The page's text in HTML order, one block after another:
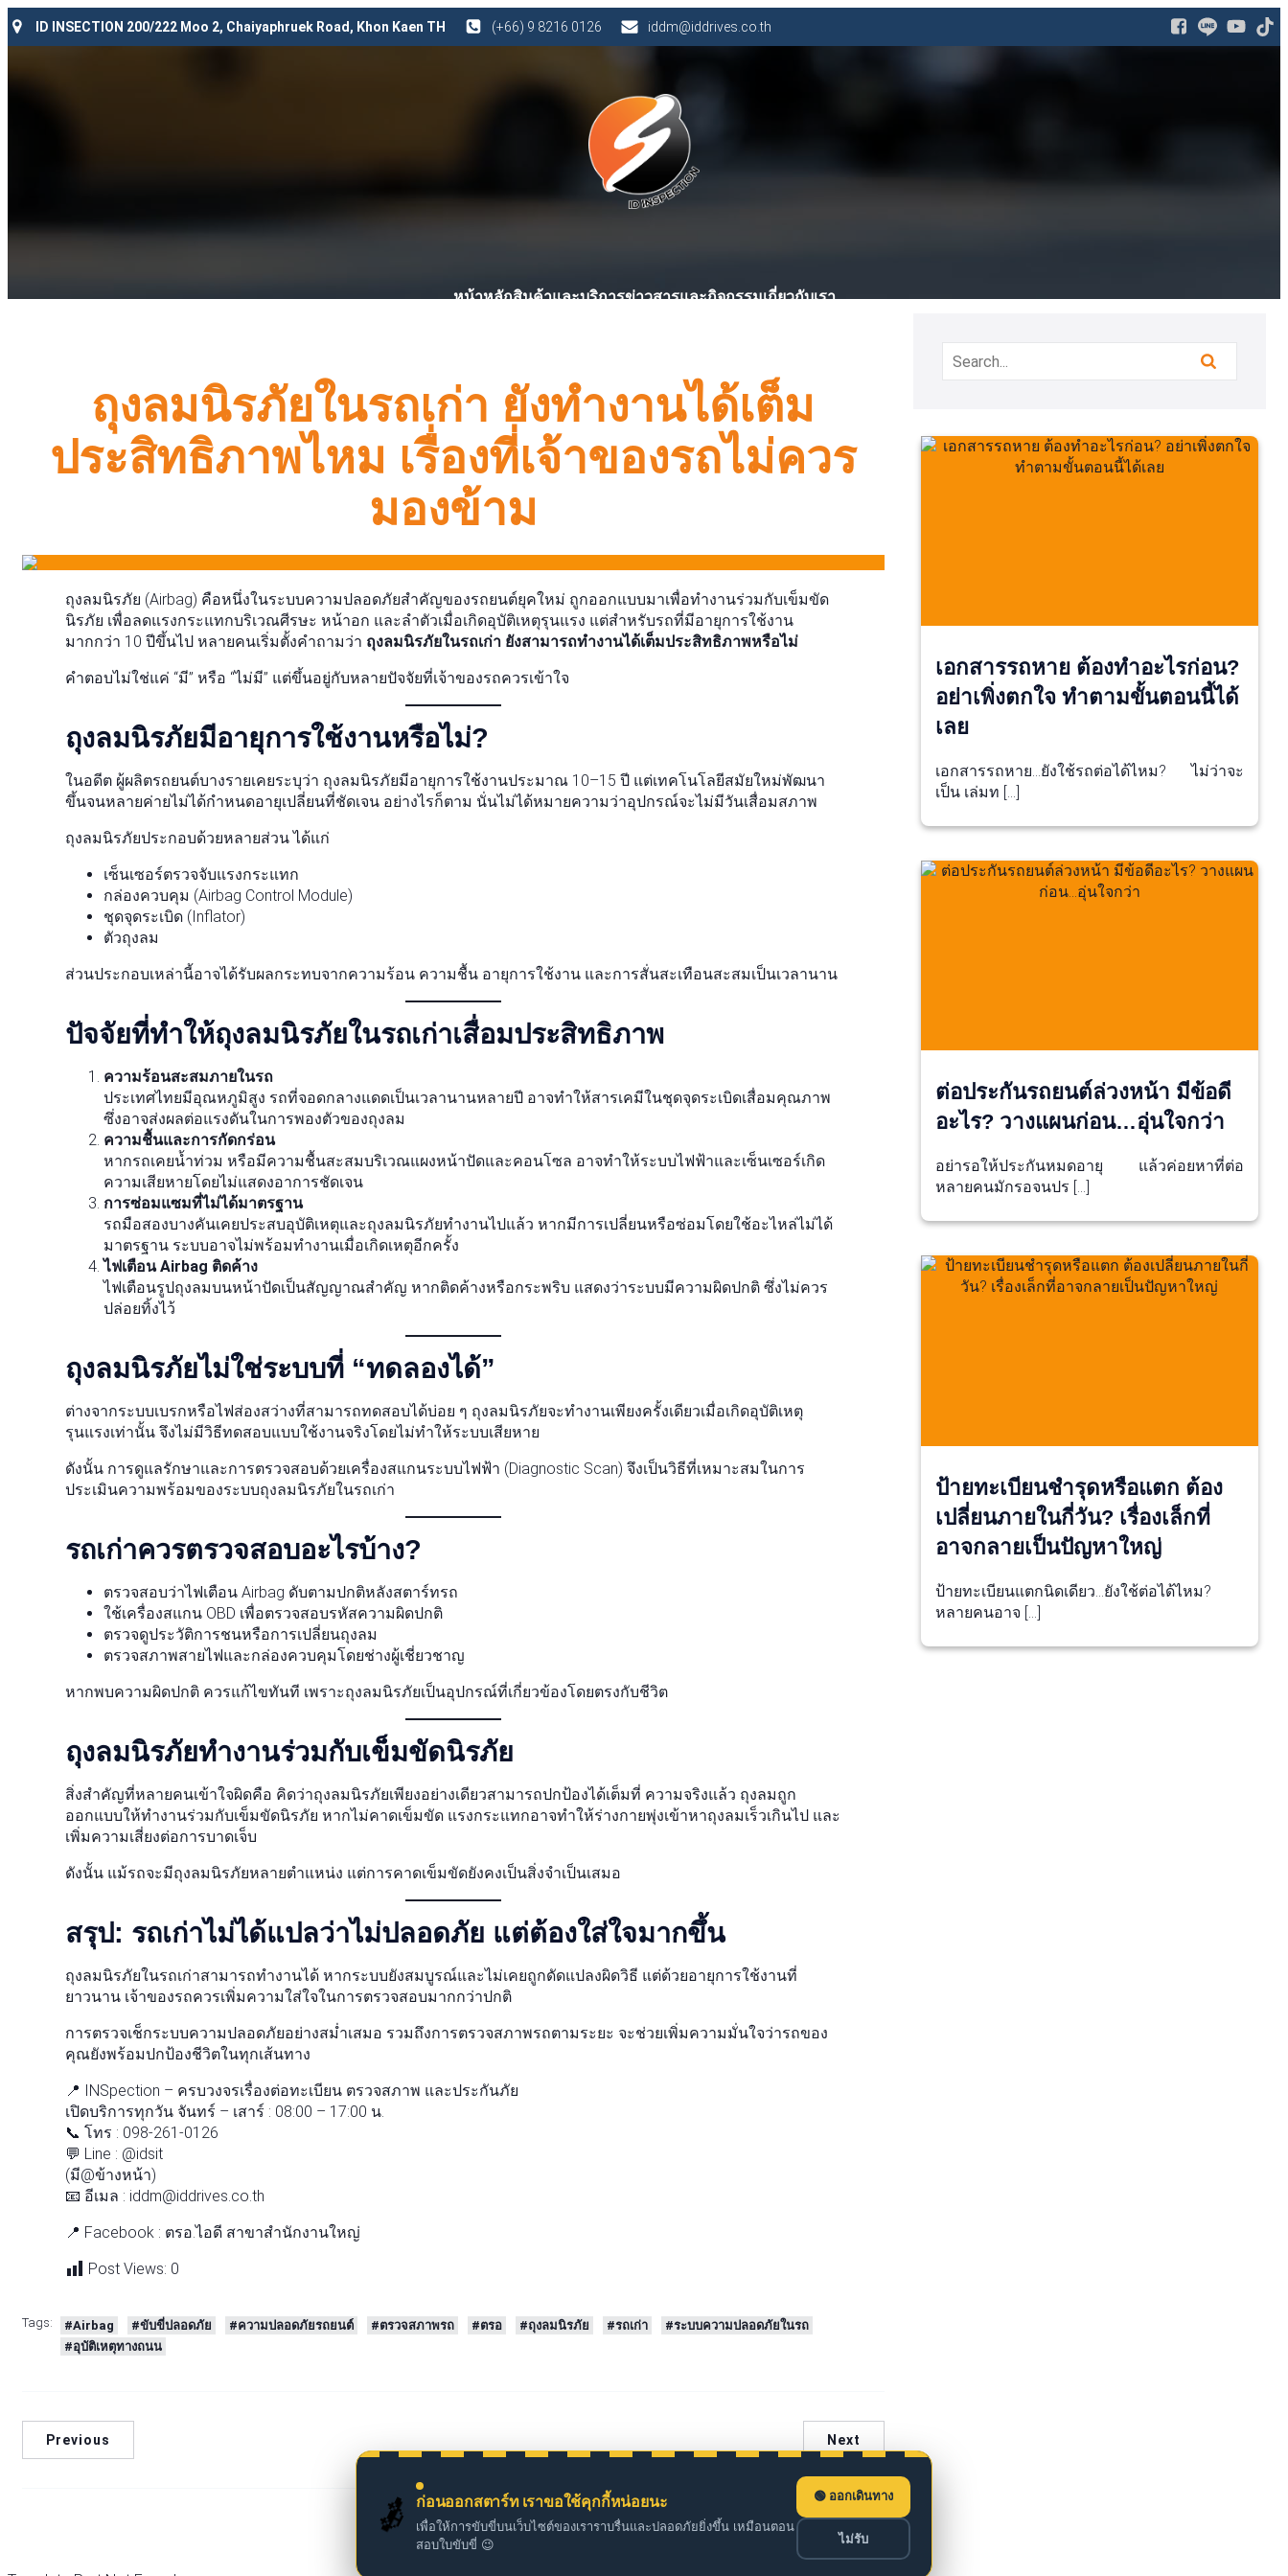
🚗ก่อนออกสตาร์ท เราขอใช้คุกกี้หน่อยนะ
เพื่อให้การขับขี่บนเว็บไซต์ของเราราบรื่นและปลอดภัยยิ่งขึ้น เหมือนตอน
สอบใบขับขี่ 😉
ออกเดินทาง
ไม่รับ
ID INSECTION 200/222 Moo 2, Chaiyaphruek Road, Khon Kaen TH (+66) 9 8216 0126 iddm@iddrives.co.th
หน้าหลักสินค้าและบริการข่าวสารและกิจกรรมเกี่ยวกับเรา
ถุงลมนิรภัยในรถเก่า ยังทำงานได้เต็ม
ประสิทธิภาพไหม เรื่องที่เจ้าของรถไม่ควร
มองข้าม
ถุงลมนิรภัย (Airbag) คือหนึ่งในระบบความปลอดภัยสำคัญของรถยนต์ยุคใหม่ ถูกออกแบบมาเพื่อทำงานร่วมกับเข็มขัด
นิรภัย เพื่อลดแรงกระแทกบริเวณศีรษะ หน้าอก และลำตัวเมื่อเกิดอุบัติเหตุรุนแรง แต่สำหรับรถที่มีอายุการใช้งาน
มากกว่า 10 ปีขึ้นไป หลายคนเริ่มตั้งคำถามว่า ถุงลมนิรภัยในรถเก่า ยังสามารถทำงานได้เต็มประสิทธิภาพหรือไม่
คำตอบไม่ใช่แค่ “มี” หรือ “ไม่มี” แต่ขึ้นอยู่กับหลายปัจจัยที่เจ้าของรถควรเข้าใจ
ถุงลมนิรภัยมีอายุการใช้งานหรือไม่?
ในอดีต ผู้ผลิตรถยนต์บางรายเคยระบุว่า ถุงลมนิรภัยมีอายุการใช้งานประมาณ 10–15 ปี แต่เทคโนโลยีสมัยใหม่พัฒนา
ขึ้นจนหลายค่ายไม่ได้กำหนดอายุเปลี่ยนที่ชัดเจน อย่างไรก็ตาม นั่นไม่ได้หมายความว่าอุปกรณ์จะไม่มีวันเสื่อมสภาพ
ถุงลมนิรภัยประกอบด้วยหลายส่วน ได้แก่
เซ็นเซอร์ตรวจจับแรงกระแทก
กล่องควบคุม (Airbag Control Module)
ชุดจุดระเบิด (Inflator)
ตัวถุงลม
ส่วนประกอบเหล่านี้อาจได้รับผลกระทบจากความร้อน ความชื้น อายุการใช้งาน และการสั่นสะเทือนสะสมเป็นเวลานาน
ปัจจัยที่ทำให้ถุงลมนิรภัยในรถเก่าเสื่อมประสิทธิภาพ
ความร้อนสะสมภายในรถ
ประเทศไทยมีอุณหภูมิสูง รถที่จอดกลางแดดเป็นเวลานานหลายปี อาจทำให้สารเคมีในชุดจุดระเบิดเสื่อมคุณภาพ
ซึ่งอาจส่งผลต่อแรงดันในการพองตัวของถุงลม
ความชื้นและการกัดกร่อน
หากรถเคยน้ำท่วม หรือมีความชื้นสะสมบริเวณแผงหน้าปัดและคอนโซล อาจทำให้ระบบไฟฟ้าและเซ็นเซอร์เกิด
ความเสียหายโดยไม่แสดงอาการชัดเจน
การซ่อมแซมที่ไม่ได้มาตรฐาน
รถมือสองบางคันเคยประสบอุบัติเหตุและถุงลมนิรภัยทำงานไปแล้ว หากมีการเปลี่ยนหรือซ่อมโดยใช้อะไหล่ไม่ได้
มาตรฐาน ระบบอาจไม่พร้อมทำงานเมื่อเกิดเหตุอีกครั้ง
ไฟเตือน Airbag ติดค้าง
ไฟเตือนรูปถุงลมบนหน้าปัดเป็นสัญญาณสำคัญ หากติดค้างหรือกระพริบ แสดงว่าระบบมีความผิดปกติ ซึ่งไม่ควร
ปล่อยทิ้งไว้
ถุงลมนิรภัยไม่ใช่ระบบที่ “ทดลองได้”
ต่างจากระบบเบรกหรือไฟส่องสว่างที่สามารถทดสอบได้บ่อย ๆ ถุงลมนิรภัยจะทำงานเพียงครั้งเดียวเมื่อเกิดอุบัติเหตุ
รุนแรงเท่านั้น จึงไม่มีวิธีทดสอบแบบใช้งานจริงโดยไม่ทำให้ระบบเสียหาย
ดังนั้น การดูแลรักษาและการตรวจสอบด้วยเครื่องสแกนระบบไฟฟ้า (Diagnostic Scan) จึงเป็นวิธีที่เหมาะสมในการ
ประเมินความพร้อมของระบบถุงลมนิรภัยในรถเก่า
รถเก่าควรตรวจสอบอะไรบ้าง?
ตรวจสอบว่าไฟเตือน Airbag ดับตามปกติหลังสตาร์ทรถ
ใช้เครื่องสแกน OBD เพื่อตรวจสอบรหัสความผิดปกติ
ตรวจดูประวัติการชนหรือการเปลี่ยนถุงลม
ตรวจสภาพสายไฟและกล่องควบคุมโดยช่างผู้เชี่ยวชาญ
หากพบความผิดปกติ ควรแก้ไขทันที เพราะถุงลมนิรภัยเป็นอุปกรณ์ที่เกี่ยวข้องโดยตรงกับชีวิต
ถุงลมนิรภัยทำงานร่วมกับเข็มขัดนิรภัย
สิ่งสำคัญที่หลายคนเข้าใจผิดคือ คิดว่าถุงลมนิรภัยเพียงอย่างเดียวสามารถปกป้องได้เต็มที่ ความจริงแล้ว ถุงลมถูก
ออกแบบให้ทำงานร่วมกับเข็มขัดนิรภัย หากไม่คาดเข็มขัด แรงกระแทกอาจทำให้ร่างกายพุ่งเข้าหาถุงลมเร็วเกินไป และ
เพิ่มความเสี่ยงต่อการบาดเจ็บ
ดังนั้น แม้รถจะมีถุงลมนิรภัยหลายตำแหน่ง แต่การคาดเข็มขัดยังคงเป็นสิ่งจำเป็นเสมอ
สรุป: รถเก่าไม่ได้แปลว่าไม่ปลอดภัย แต่ต้องใส่ใจมากขึ้น
ถุงลมนิรภัยในรถเก่าสามารถทำงานได้ หากระบบยังสมบูรณ์และไม่เคยถูกดัดแปลงผิดวิธี แต่ด้วยอายุการใช้งานที่
ยาวนาน เจ้าของรถควรเพิ่มความใส่ใจในการตรวจสอบมากกว่าปกติ
การตรวจเช็กระบบความปลอดภัยอย่างสม่ำเสมอ รวมถึงการตรวจสภาพรถตามระยะ จะช่วยเพิ่มความมั่นใจว่ารถของ
คุณยังพร้อมปกป้องชีวิตในทุกเส้นทาง
📍 INSpection – ครบวงจรเรื่องต่อทะเบียน ตรวจสภาพ และประกันภัย
เปิดบริการทุกวัน จันทร์ – เสาร์ : 08:00 – 17:00 น.
📞 โทร : 098-261-0126
💬 Line : @idsit
(มี@ข้างหน้า)
📧 อีเมล : iddm@iddrives.co.th
📍 Facebook : ตรอ.ไอดี สาขาสำนักงานใหญ่
Post Views: 0
Tags: #Airbag #ขับขี่ปลอดภัย #ความปลอดภัยรถยนต์ #ตรวจสภาพรถ #ตรอ #ถุงลมนิรภัย #รถเก่า
#ระบบความปลอดภัยในรถ
#อุบัติเหตุทางถนน
Previous Next
เอกสารรถหาย ต้องทำอะไรก่อน?
อย่าเพิ่งตกใจ ทำตามขั้นตอนนี้ได้
เลย
เอกสารรถหาย…ยังใช้รถต่อได้ไหม? ไม่ว่าจะ
เป็น เล่มท […]
ต่อประกันรถยนต์ล่วงหน้า มีข้อดี
อะไร? วางแผนก่อน…อุ่นใจกว่า
อย่ารอให้ประกันหมดอายุ แล้วค่อยหาที่ต่อ
หลายคนมักรอจนปร […]
ป้ายทะเบียนชำรุดหรือแตก ต้อง
เปลี่ยนภายในกี่วัน? เรื่องเล็กที่
อาจกลายเป็นปัญหาใหญ่
ป้ายทะเบียนแตกนิดเดียว…ยังใช้ต่อได้ไหม?
หลายคนอาจ […]